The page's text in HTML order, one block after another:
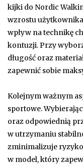
kijki do Nordic
wzrostu
wpływ na technikę
kontuzji. Przy
długość oraz
zapewnić sobie
Kolejnym ważnym
sportowe.
oraz odpowiednią
w utrzymaniu
zminimalizuje
w model, który